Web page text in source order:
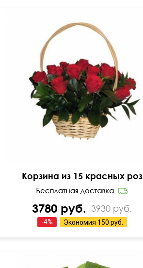
С рускусом
45 см
35 см
Корзина из 15 красных роз
3780 руб. 3930 руб.
-4% Экономия 150 руб.